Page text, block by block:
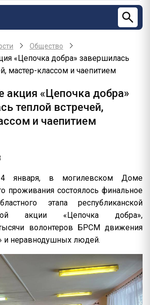
Общество
«Цепочка добра» завершилась
мастер-классом и чаепитием
акция «Цепочка добра»
теплой встречей,
и чаепитием
января, в могилевском Доме
проживания состоялось финальное
этапа республиканской
акции «Цепочка добра»,
волонтеров БРСМ движения
и неравнодушных людей.